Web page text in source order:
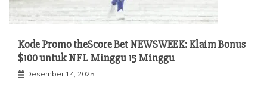
Kode Promo theScore Bet NEWSWEEK: Klaim Bonus
$100 untuk NFL Minggu 15 Minggu
Desember 14, 2025